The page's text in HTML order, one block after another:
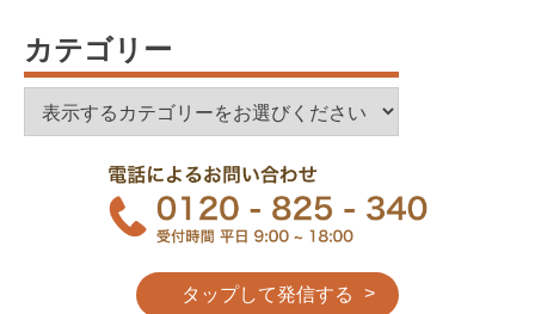
カテゴリー
タップして発信する